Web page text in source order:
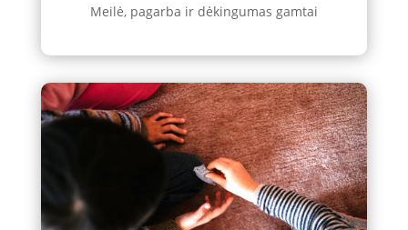
Meilė, pagarba ir dėkingumas gamtai